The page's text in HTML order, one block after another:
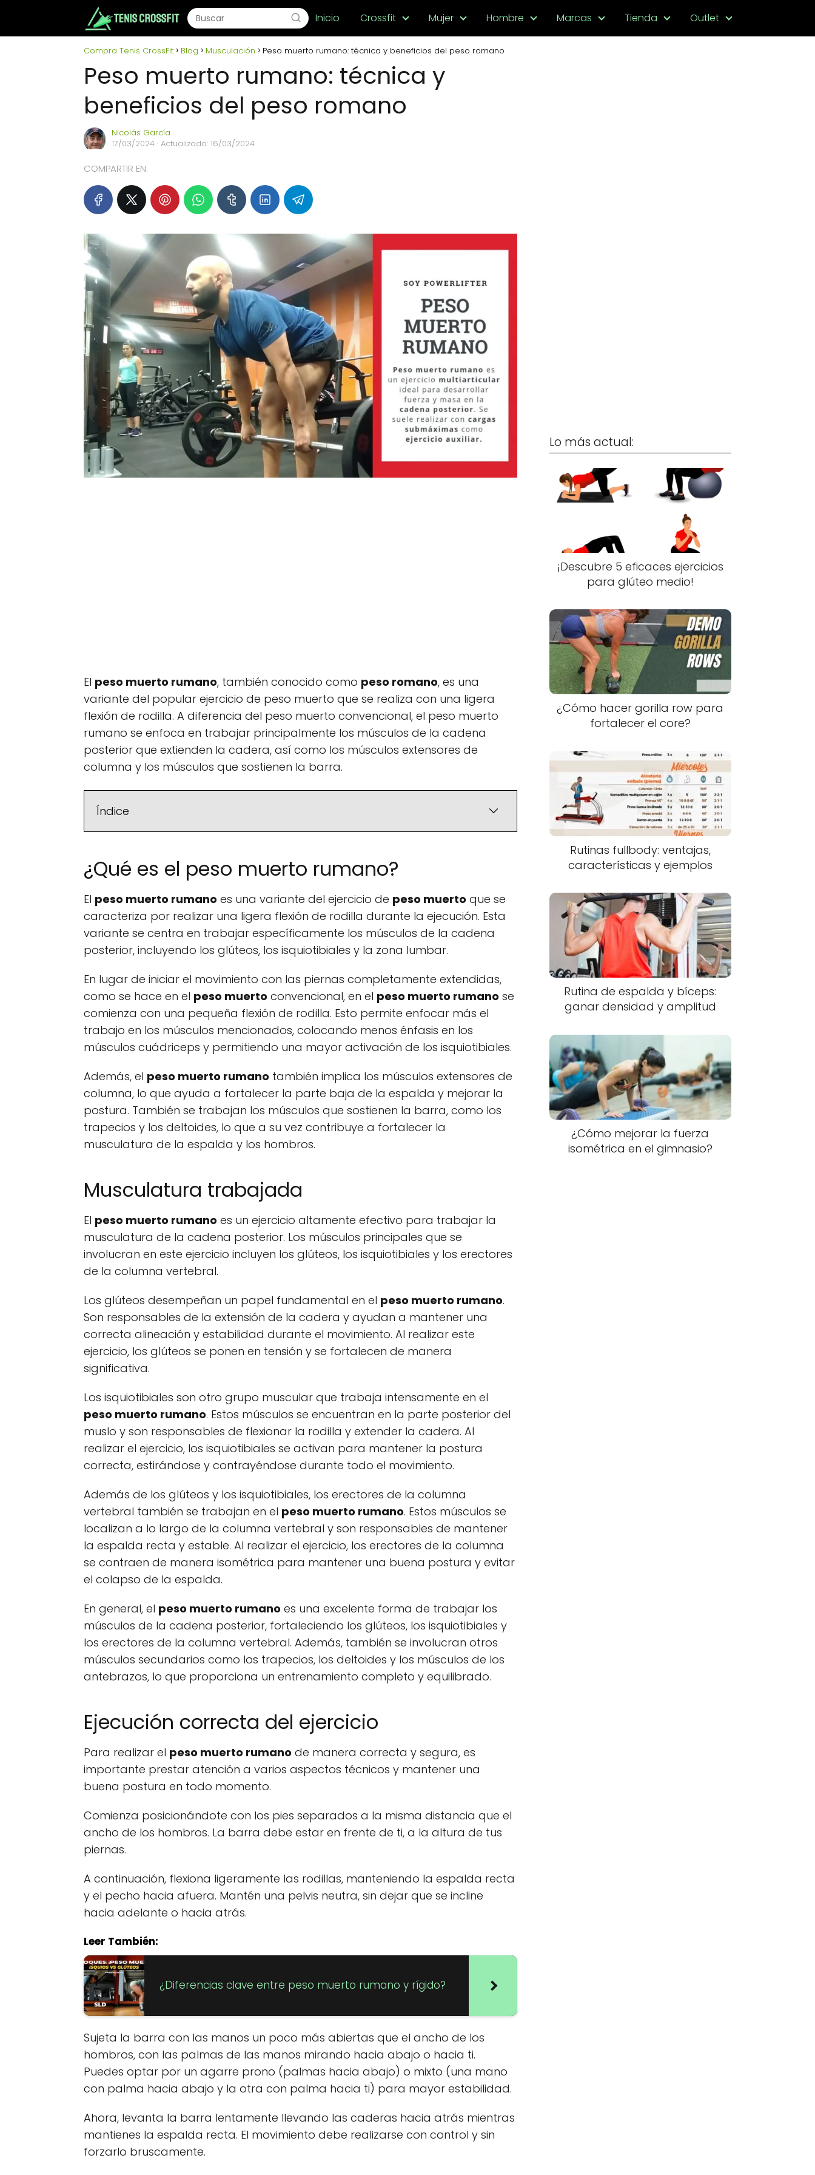
Inicio Crossfit Mujer Hombre Marcas Tienda Outlet
Compra Tenis CrossFit Blog Musculación Peso muerto rumano: técnica y beneficios del peso romano
Peso muerto rumano: técnica y
beneficios del peso romano
Nicolás García
17/03/2024 · Actualizado: 16/03/2024
COMPARTIR EN:
El peso muerto rumano, también conocido como peso romano, es una
variante del popular ejercicio de peso muerto que se realiza con una ligera
flexión de rodilla. A diferencia del peso muerto convencional, el peso muerto
rumano se enfoca en trabajar principalmente los músculos de la cadena
posterior que extienden la cadera, así como los músculos extensores de
columna y los músculos que sostienen la barra.
Índice
¿Qué es el peso muerto rumano?
El peso muerto rumano es una variante del ejercicio de peso muerto que se
caracteriza por realizar una ligera flexión de rodilla durante la ejecución. Esta
variante se centra en trabajar específicamente los músculos de la cadena
posterior, incluyendo los glúteos, los isquiotibiales y la zona lumbar.
En lugar de iniciar el movimiento con las piernas completamente extendidas,
como se hace en el peso muerto convencional, en el peso muerto rumano se
comienza con una pequeña flexión de rodilla. Esto permite enfocar más el
trabajo en los músculos mencionados, colocando menos énfasis en los
músculos cuádriceps y permitiendo una mayor activación de los isquiotibiales.
Además, el peso muerto rumano también implica los músculos extensores de
columna, lo que ayuda a fortalecer la parte baja de la espalda y mejorar la
postura. También se trabajan los músculos que sostienen la barra, como los
trapecios y los deltoides, lo que a su vez contribuye a fortalecer la
musculatura de la espalda y los hombros.
Musculatura trabajada
El peso muerto rumano es un ejercicio altamente efectivo para trabajar la
musculatura de la cadena posterior. Los músculos principales que se
involucran en este ejercicio incluyen los glúteos, los isquiotibiales y los erectores
de la columna vertebral.
Los glúteos desempeñan un papel fundamental en el peso muerto rumano.
Son responsables de la extensión de la cadera y ayudan a mantener una
correcta alineación y estabilidad durante el movimiento. Al realizar este
ejercicio, los glúteos se ponen en tensión y se fortalecen de manera
significativa.
Los isquiotibiales son otro grupo muscular que trabaja intensamente en el
peso muerto rumano. Estos músculos se encuentran en la parte posterior del
muslo y son responsables de flexionar la rodilla y extender la cadera. Al
realizar el ejercicio, los isquiotibiales se activan para mantener la postura
correcta, estirándose y contrayéndose durante todo el movimiento.
Además de los glúteos y los isquiotibiales, los erectores de la columna
vertebral también se trabajan en el peso muerto rumano. Estos músculos se
localizan a lo largo de la columna vertebral y son responsables de mantener
la espalda recta y estable. Al realizar el ejercicio, los erectores de la columna
se contraen de manera isométrica para mantener una buena postura y evitar
el colapso de la espalda.
En general, el peso muerto rumano es una excelente forma de trabajar los
músculos de la cadena posterior, fortaleciendo los glúteos, los isquiotibiales y
los erectores de la columna vertebral. Además, también se involucran otros
músculos secundarios como los trapecios, los deltoides y los músculos de los
antebrazos, lo que proporciona un entrenamiento completo y equilibrado.
Ejecución correcta del ejercicio
Para realizar el peso muerto rumano de manera correcta y segura, es
importante prestar atención a varios aspectos técnicos y mantener una
buena postura en todo momento.
Comienza posicionándote con los pies separados a la misma distancia que el
ancho de los hombros. La barra debe estar en frente de ti, a la altura de tus
piernas.
A continuación, flexiona ligeramente las rodillas, manteniendo la espalda recta
y el pecho hacia afuera. Mantén una pelvis neutra, sin dejar que se incline
hacia adelante o hacia atrás.
Leer También:
¿Diferencias clave entre peso muerto rumano y rígido?
Sujeta la barra con las manos un poco más abiertas que el ancho de los
hombros, con las palmas de las manos mirando hacia abajo o hacia ti.
Puedes optar por un agarre prono (palmas hacia abajo) o mixto (una mano
con palma hacia abajo y la otra con palma hacia ti) para mayor estabilidad.
Ahora, levanta la barra lentamente llevando las caderas hacia atrás mientras
mantienes la espalda recta. El movimiento debe realizarse con control y sin
forzarlo bruscamente.
Lo más actual:
¡Descubre 5 eficaces ejercicios
para glúteo medio!
¿Cómo hacer gorilla row para
fortalecer el core?
Rutinas fullbody: ventajas,
características y ejemplos
Rutina de espalda y bíceps:
ganar densidad y amplitud
¿Cómo mejorar la fuerza
isométrica en el gimnasio?